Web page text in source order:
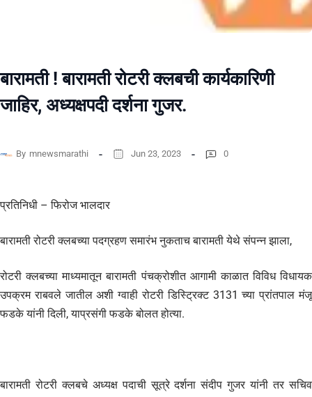
बारामती ! बारामती रोटरी क्लबची कार्यकारिणी
जाहिर, अध्यक्षपदी दर्शना गुजर.
By mnewsmarathi Jun 23, 2023 0
प्रतिनिधी – फिरोज भालदार
बारामती रोटरी क्लबच्या पदग्रहण समारंभ नुकताच बारामती येथे संपन्न झाला,
रोटरी क्लबच्या माध्यमातून बारामती पंचक्रोशीत आगामी काळात विविध विधायक
उपक्रम राबवले जातील अशी ग्वाही रोटरी डिस्ट्रिक्ट 3131 च्या प्रांतपाल मंजू
फडके यांनी दिली, याप्रसंगी फडके बोलत होत्या.
बारामती रोटरी क्लबचे अध्यक्ष पदाची सूत्रे दर्शना संदीप गुजर यांनी तर सचिव